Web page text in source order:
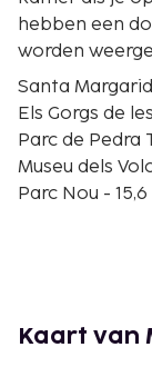
hebben een
worden
Santa
Els Gorgs de
Parc de Pedra
Museu dels
Parc Nou -
Passeig de
Escola d'Art i
Kaart van